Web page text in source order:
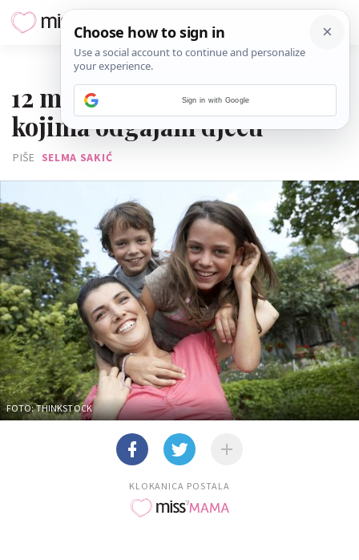
12 metoda iz 'stare škole' po
kojima odgajam djecu
PIŠE SELMA SAKIĆ
FOTO: THINKSTOCK
KLOKANICA POSTALA
Sign in with Google